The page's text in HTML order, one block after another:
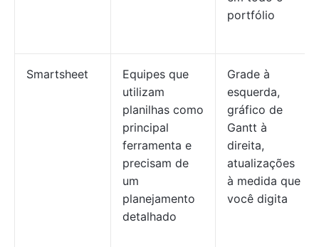
portfólio
Smartsheet
Equipes que
utilizam
planilhas como
principal
ferramenta e
precisam de
um
planejamento
detalhado
Grade à
esquerda,
gráfico de
Gantt à
direita,
atualizações
à medida que
você digita